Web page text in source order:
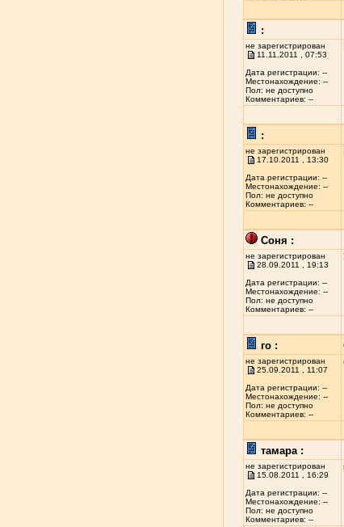
:
не зарегистрирован
11.11.2011 , 07:53
Дата регистрации: --
Местонахождение: --
Пол: не доступно
Комментариев: --
:
не зарегистрирован
17.10.2011 , 13:30
Дата регистрации: --
Местонахождение: --
Пол: не доступно
Комментариев: --
Соня :
не зарегистрирован
28.09.2011 , 19:13
Дата регистрации: --
Местонахождение: --
Пол: не доступно
Комментариев: --
го :
не зарегистрирован
25.09.2011 , 11:07
Дата регистрации: --
Местонахождение: --
Пол: не доступно
Комментариев: --
тамара :
не зарегистрирован
15.08.2011 , 16:29
Дата регистрации: --
Местонахождение: --
Пол: не доступно
Комментариев: --